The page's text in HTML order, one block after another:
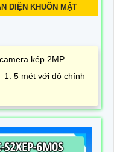
DIỆN KHUÔN MẶT
kép 2MP
5 mét với độ chính